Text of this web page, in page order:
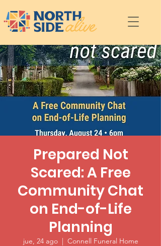
Prepared Not
Scared: A Free
Community Chat
on End-of-Life
Planning
jue, 24 ago
  |
Connell Funeral Home